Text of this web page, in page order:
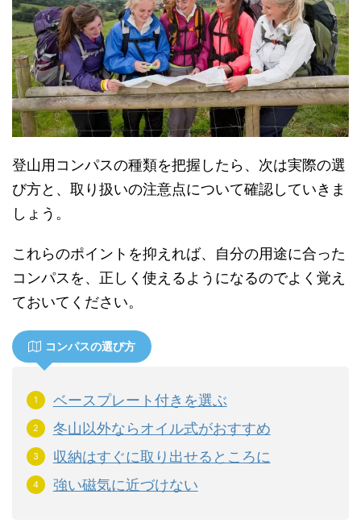
登山用コンパスの種類を把握したら、次は実際の選
び方と、取り扱いの注意点について確認していきま
しょう。
これらのポイントを抑えれば、自分の用途に合った
コンパスを、正しく使えるようになるのでよく覚え
ておいてください。
コンパスの選び方
ベースプレート付きを選ぶ
冬山以外ならオイル式がおすすめ
収納はすぐに取り出せるところに
強い磁気に近づけない